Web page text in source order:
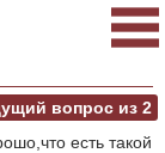
вопрос из 2
есть такой